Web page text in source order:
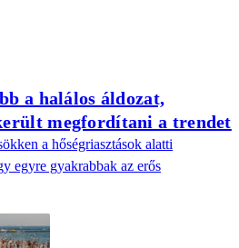
a halálos áldozat,
megfordítani a trendet
a hőségriasztások alatti
egyre gyakrabbak az erős